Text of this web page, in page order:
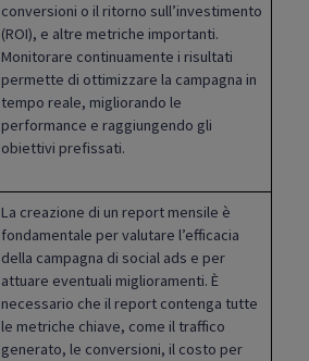
conversioni o il ritorno sull’investimento
(ROI), e altre metriche importanti.
Monitorare continuamente i risultati
permette di ottimizzare la campagna in
tempo reale, migliorando le
performance e raggiungendo gli
obiettivi prefissati.
La creazione di un report mensile è
fondamentale per valutare l’efficacia
della campagna di social ads e per
attuare eventuali miglioramenti. È
necessario che il report contenga tutte
le metriche chiave, come il traffico
generato, le conversioni, il costo per